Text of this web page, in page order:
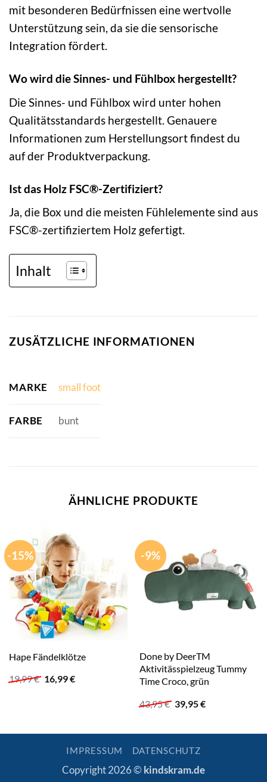
mit besonderen Bedürfnissen eine wertvolle
Unterstützung sein, da sie die sensorische
Integration fördert.
Wo wird die Sinnes- und Fühlbox hergestellt?
Die Sinnes- und Fühlbox wird unter hohen
Qualitätsstandards hergestellt. Genauere
Informationen zum Herstellungsort findest du
auf der Produktverpackung.
Ist das Holz FSC®-Zertifiziert?
Ja, die Box und die meisten Fühlelemente sind aus
FSC®-zertifiziertem Holz gefertigt.
Inhalt
ZUSÄTZLICHE INFORMATIONEN
MARKE small foot
FARBE bunt
ÄHNLICHE PRODUKTE
-15%
Hape Fändelklötze
19,99€ Ursprünglicher
16,99€Aktueller
-9%
Done by DeerTM
Aktivitässpielzeug Tummy
Time Croco, grün
43,95€ Ursprünglicher
Preis
43,95 €
39,95€Aktueller
39,95 €.
IMPRESSUM DATENSCHUTZ
Copyright 2026 © kindskram.de